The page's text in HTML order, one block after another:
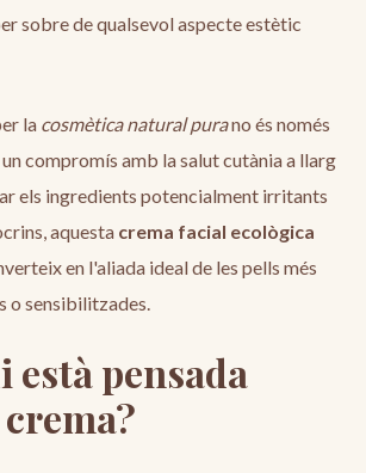
sobre de qualsevol aspecte estètic
la cosmètica natural purano és només
compromís amb la salut cutània a llarg
els ingredients potencialment irritants
aquesta crema facial ecològica
en l'aliada ideal de les pells més
o sensibilitzades.
està pensada